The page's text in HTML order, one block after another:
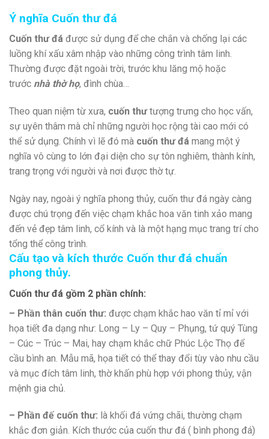
Ý nghĩa Cuốn thư đá
Cuốn thư đá được sử dụng để che chắn và chống lại các
luồng khí xấu xâm nhập vào những công trình tâm linh.
Thường được đặt ngoài trời, trước khu lăng mộ hoặc
trước nhà thờ họ, đình chùa…
Theo quan niệm từ xưa, cuốn thưtượng trưng cho học vấn,
sự uyên thâm mà chỉ những người học rộng tài cao mới có
thể sử dụng. Chính vì lẽ đó mà cuốn thư đá mang một ý
nghĩa vô cùng to lớn đại diện cho sự tôn nghiêm, thành kính,
trang trọng với người và nơi được thờ tự.
Ngày nay, ngoài ý nghĩa phong thủy, cuốn thư đá ngày càng
được chú trọng đến việc chạm khắc hoa văn tinh xảo mang
đến vẻ đẹp tâm linh, cổ kính và là một hạng mục trang trí cho
tổng thể công trình.
Cấu tạo và kích thước Cuốn thư đá chuẩn
phong thủy.
Cuốn thư đá gồm 2 phần chính:
– Phần thân cuốn thư: được chạm khắc hao văn tỉ mỉ với
họa tiết đa dạng như: Long – Ly – Quy – Phụng, tứ quý Tùng
– Cúc – Trúc – Mai, hay chạm khắc chữ Phúc Lộc Thọ để
cầu bình an. Mẫu mã, họa tiết có thể thay đổi tùy vào nhu cầu
và mục đích tâm linh, thờ khấn phù hợp với phong thủy, vận
mệnh gia chủ.
– Phần đế cuốn thư: là khối đá vứng chãi, thường chạm
khắc đơn giản. Kích thước của cuốn thư đá ( bình phong đá)